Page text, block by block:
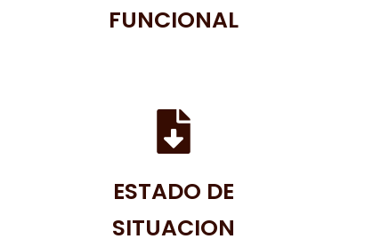
FUNCIONAL
ESTADO DE
SITUACION